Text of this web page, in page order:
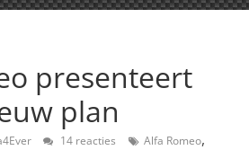
presenteert
plan
14 reacties Alfa Romeo,